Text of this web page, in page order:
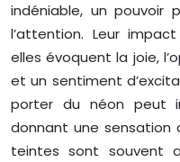
indéniable, un pouvoir
l’attention. Leur
elles évoquent la joie,
et un sentiment
porter du néon peut
donnant une sensation
teintes sont souvent